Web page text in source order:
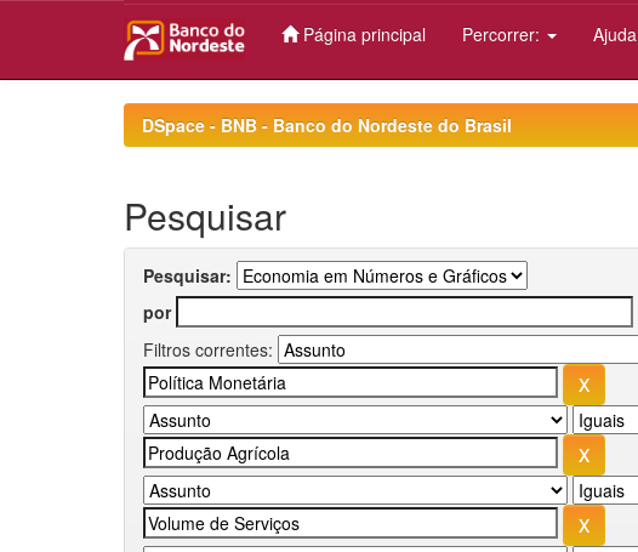
Página principal Percorrer: Ajuda
DSpace - BNB - Banco do Nordeste do Brasil
Pesquisar
Pesquisar:
por
Filtros correntes: